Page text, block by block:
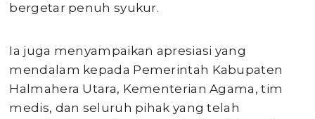
bergetar penuh syukur.
Ia juga menyampaikan apresiasi yang
mendalam kepada Pemerintah Kabupaten
Halmahera Utara, Kementerian Agama, tim
medis, dan seluruh pihak yang telah